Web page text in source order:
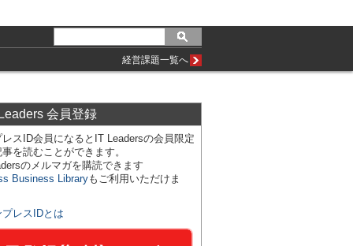
経営課題一覧へ
会員登録
スID会員になるとIT Leadersの会員限定
を読むことができます。
のメルマガを購読できます
Business Libraryもご利用いただけま
プレスIDとは